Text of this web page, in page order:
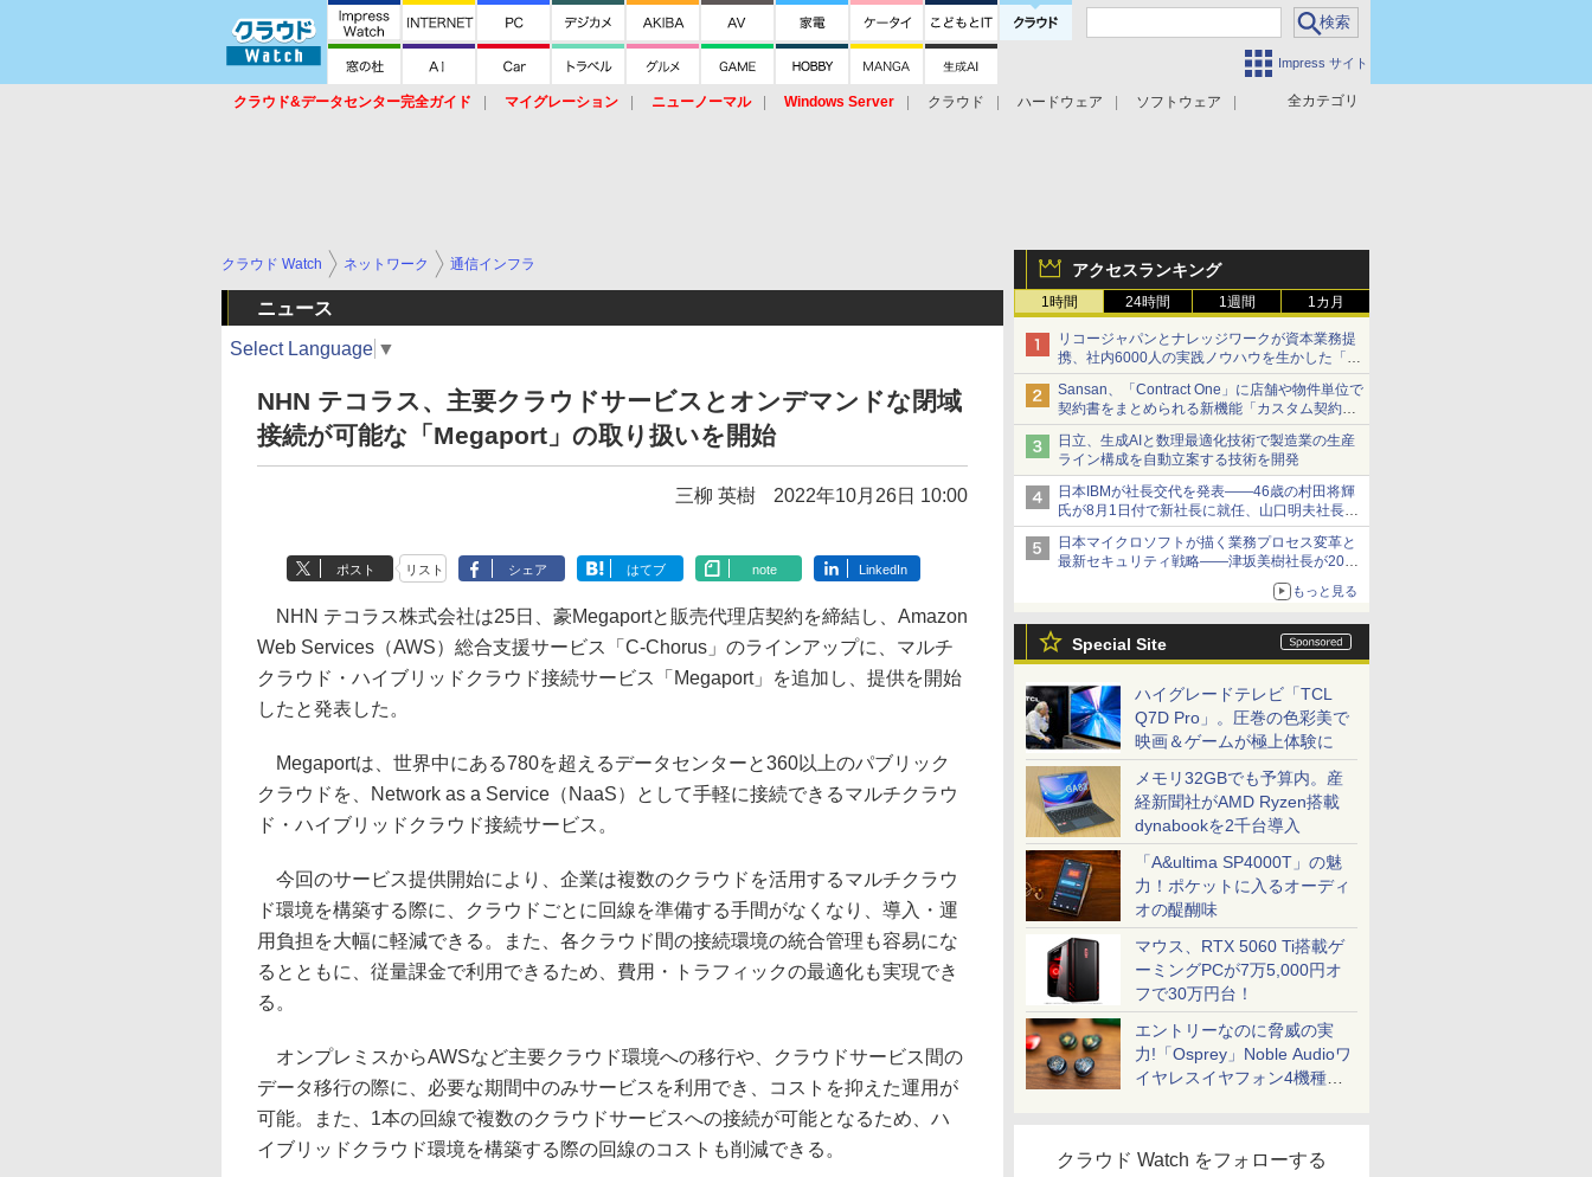
Impress サイト
全カテゴリ
クラウド&データセンター完全ガイド マイグレーション ニューノーマル Windows Server クラウド ハードウェア
ソフトウェア
アクセスランキング
1時間 24時間 1週間 1カ月
リコージャパンとナレッジワークが資本業務提
携、社内6000人の実践ノウハウを生かした「AI
商談記録 for RICOH」を展開へ
Sansan、「Contract One」に店舗や物件単位で
契約書をまとめられる新機能「カスタム契約ツ
リー」を追加
日立、生成AIと数理最適化技術で製造業の生産
ライン構成を自動立案する技術を開発
日本IBMが社長交代を発表――46歳の村田将輝
氏が8月1日付で新社長に就任、山口明夫社長は
会長へ
日本マイクロソフトが描く業務プロセス変革と
最新セキュリティ戦略――津坂美樹社長が2027
もっと見る
Special Site
ハイグレードテレビ「TCL
Q7D Pro」。圧巻の色彩美で
映画＆ゲームが極上体験に
メモリ32GBでも予算内。産
経新聞社がAMD Ryzen搭載
dynabookを2千台導入
「A&ultima SP4000T」の魅
力！ポケットに入るオーディ
オの醍醐味
マウス、RTX 5060 Ti搭載ゲ
ーミングPCが7万5,000円オ
フで30万円台！
エントリーなのに脅威の実
力!「Osprey」Noble Audioワ
イヤレスイヤフォン4機種を
クラウド Watch をフォローする
クラウド Watch ネットワーク 通信インフラ
ニュース
Select Language ▼
NHN テコラス、主要クラウドサービスとオンデマンドな閉域
接続が可能な「Megaport」の取り扱いを開始
三柳 英樹 2022年10月26日 10:00
ポスト リスト シェア はてブ note LinkedIn
NHN テコラス株式会社は25日、豪Megaportと販売代理店契約を締結し、Amazon
Web Services（AWS）総合支援サービス「C-Chorus」のラインアップに、マルチ
クラウド・ハイブリッドクラウド接続サービス「Megaport」を追加し、提供を開始
したと発表した。
Megaportは、世界中にある780を超えるデータセンターと360以上のパブリック
クラウドを、Network as a Service（NaaS）として手軽に接続できるマルチクラウ
ド・ハイブリッドクラウド接続サービス。
今回のサービス提供開始により、企業は複数のクラウドを活用するマルチクラウ
ド環境を構築する際に、クラウドごとに回線を準備する手間がなくなり、導入・運
用負担を大幅に軽減できる。また、各クラウド間の接続環境の統合管理も容易にな
るとともに、従量課金で利用できるため、費用・トラフィックの最適化も実現でき
る。
オンプレミスからAWSなど主要クラウド環境への移行や、クラウドサービス間の
データ移行の際に、必要な期間中のみサービスを利用でき、コストを抑えた運用が
可能。また、1本の回線で複数のクラウドサービスへの接続が可能となるため、ハ
イブリッドクラウド環境を構築する際の回線のコストも削減できる。